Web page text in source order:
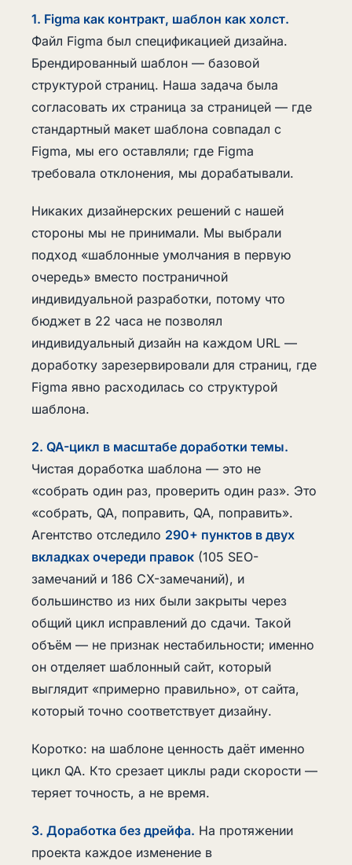
1. Figma как контракт, шаблон как холст.
Файл Figma был спецификацией дизайна.
Брендированный шаблон — базовой
структурой страниц. Наша задача была
согласовать их страница за страницей — где
стандартный макет шаблона совпадал с
Figma, мы его оставляли; где Figma
требовала отклонения, мы дорабатывали.
Никаких дизайнерских решений с нашей
стороны мы не принимали. Мы выбрали
подход «шаблонные умолчания в первую
очередь» вместо постраничной
индивидуальной разработки, потому что
бюджет в 22 часа не позволял
индивидуальный дизайн на каждом URL —
доработку зарезервировали для страниц, где
Figma явно расходилась со структурой
шаблона.
2. QA-цикл в масштабе доработки темы.
Чистая доработка шаблона — это не
«собрать один раз, проверить один раз». Это
«собрать, QA, поправить, QA, поправить».
Агентство отследило 290+ пунктов в двух
вкладках очереди правок (105 SEO-
замечаний и 186 CX-замечаний), и
большинство из них были закрыты через
общий цикл исправлений до сдачи. Такой
объём — не признак нестабильности; именно
он отделяет шаблонный сайт, который
выглядит «примерно правильно», от сайта,
который точно соответствует дизайну.
Коротко: на шаблоне ценность даёт именно
цикл QA. Кто срезает циклы ради скорости —
теряет точность, а не время.
3. Доработка без дрейфа. На протяжении
проекта каждое изменение в